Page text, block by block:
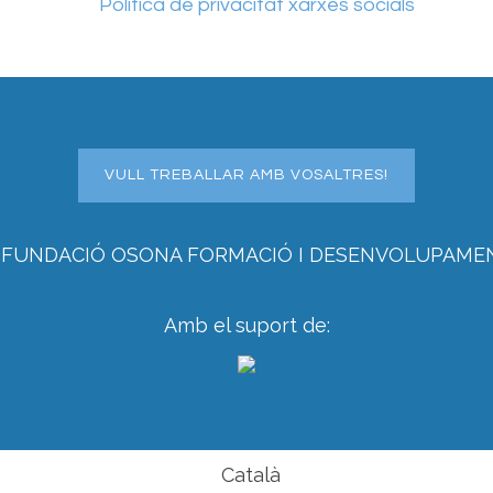
Política de privacitat xarxes socials
VULL TREBALLAR AMB VOSALTRES!
OSONA FORMACIÓ I
Amb el suport de:
Català